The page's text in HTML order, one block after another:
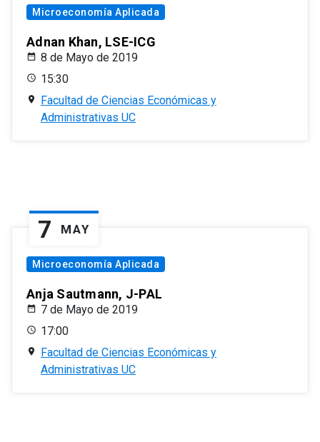
Microeconomía Aplicada
Adnan Khan, LSE-ICG
8 de Mayo de 2019
15:30
Facultad de Ciencias Económicas y
Administrativas UC
7 MAY
Microeconomía Aplicada
Anja Sautmann, J-PAL
7 de Mayo de 2019
17:00
Facultad de Ciencias Económicas y
Administrativas UC